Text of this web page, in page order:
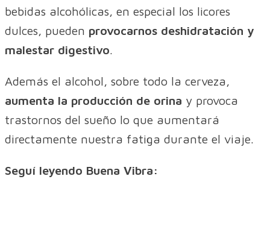
bebidas alcohólicas, en especial los licores
dulces, pueden provocarnos deshidratación y
malestar digestivo.
Además el alcohol, sobre todo la cerveza,
aumenta la producción de orina y provoca
trastornos del sueño lo que aumentará
directamente nuestra fatiga durante el viaje.
Seguí leyendo Buena Vibra: